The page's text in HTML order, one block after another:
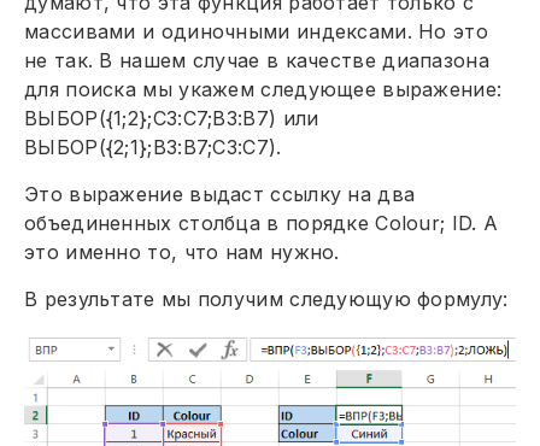
массивами и одиночными индексами. Но это
не так. В нашем случае в качестве диапазона
для поиска мы укажем следующее выражение:
ВЫБОР({1;2};C3:C7;B3:B7) или
ВЫБОР({2;1};B3:B7;C3:C7).
Это выражение выдаст ссылку на два
объединенных столбца в порядке Colour; ID. А
это именно то, что нам нужно.
В результате мы получим следующую формулу: